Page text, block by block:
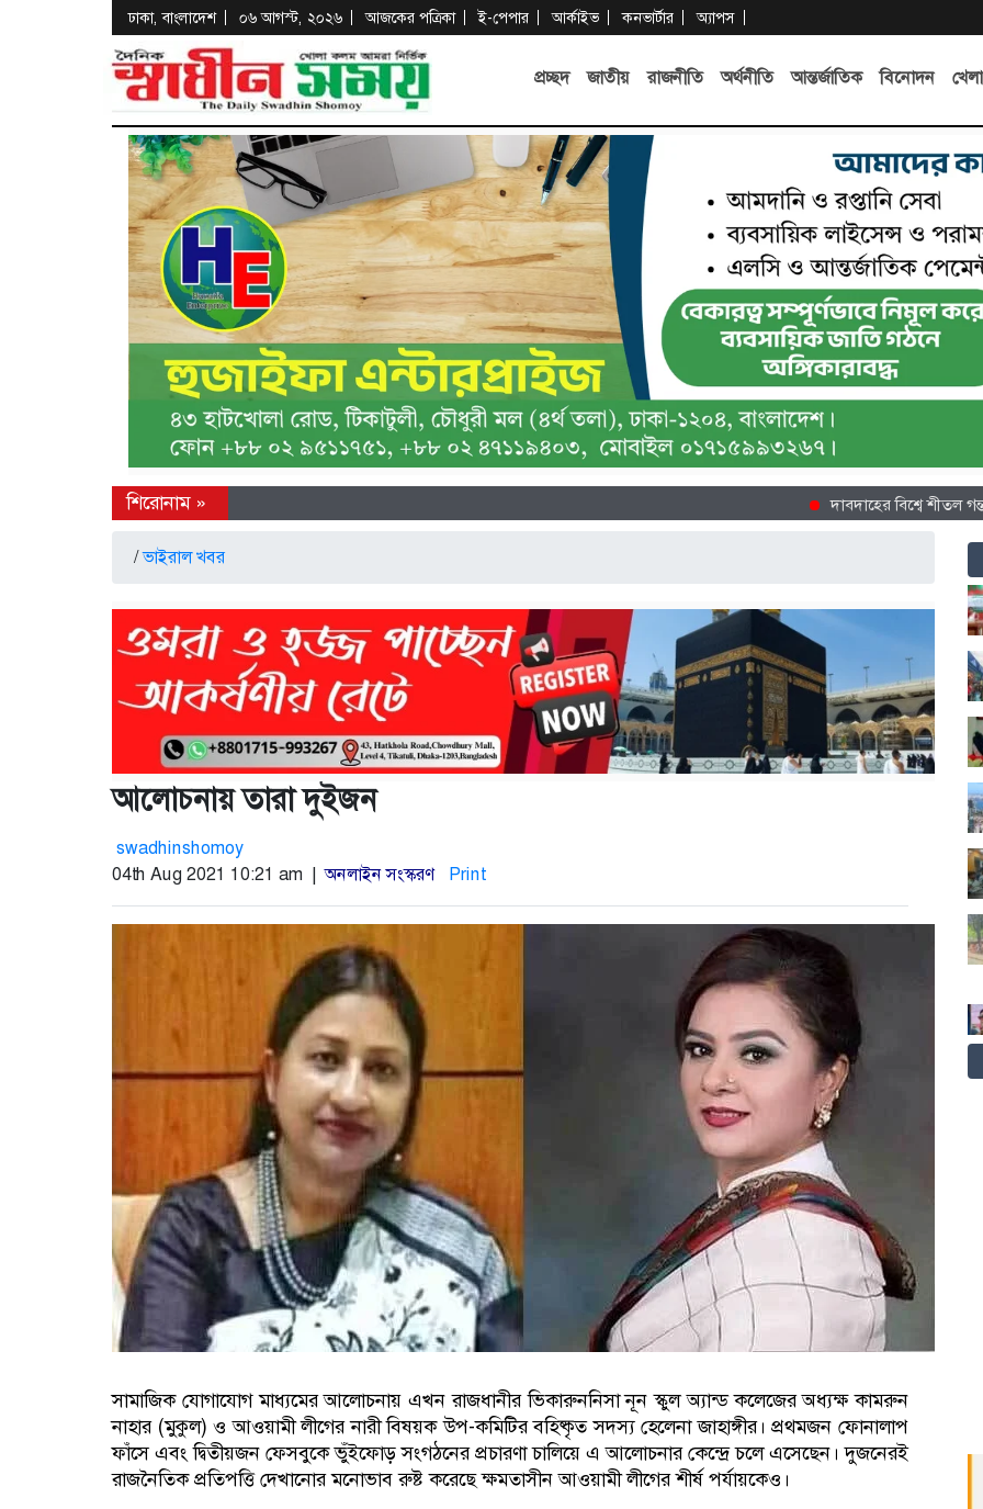
ঢাকা, বাংলাদেশ ০৬ আগস্ট, ২০২৬ আজকের পত্রিকা ই-পেপার আর্কাইভ কনভার্টার অ্যাপস
প্রচ্ছদ জাতীয় রাজনীতি অর্থনীতি আন্তর্জাতিক বিনোদন
দাবদাহের বিশ্বে শীতল গন্তব্য
/ভাইরাল খবর
আলোচনায় তারা দুইজন
swadhinshomoy
04th Aug 2021 10:21 am |অনলাইন সংস্করণ Print
সামাজিক যোগাযোগ মাধ্যমের আলোচনায় এখন রাজধানীর ভিকারুননিসা নূন স্কুল অ্যান্ড কলেজের অধ্যক্ষ কামরুন
নাহার (মুকুল) ও আওয়ামী লীগের নারী বিষয়ক উপ-কমিটির বহিষ্কৃত সদস্য হেলেনা জাহাঙ্গীর। প্রথমজন ফোনালাপ
ফাঁসে এবং দ্বিতীয়জন ফেসবুকে ভুঁইফোড় সংগঠনের প্রচারণা চালিয়ে এ আলোচনার কেন্দ্রে চলে এসেছেন। দুজনেরই
রাজনৈতিক প্রতিপত্তি দেখানোর মনোভাব রুষ্ট করেছে ক্ষমতাসীন আওয়ামী লীগের শীর্ষ পর্যায়কেও।